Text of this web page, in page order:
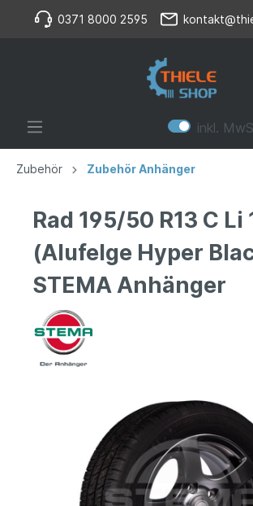
0371 8000 2595
inkl.
Zubehör Zubehör Anhänger
Rad 195/50 R13 C Li
(Alufelge Hyper
STEMA Anhänger